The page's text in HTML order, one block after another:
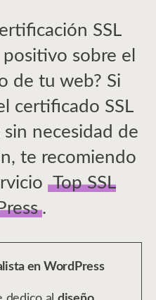
SSL
sobre el
de tu web? Si
certificado SSL
necesidad de
te recomiendo
Top SSL
.
en WordPress